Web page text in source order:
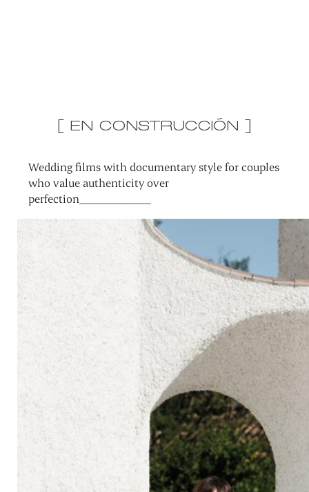
[ EN CONSTRUCCIÓN ]
Wedding films with documentary style for couples
who value authenticity over
perfection_____________